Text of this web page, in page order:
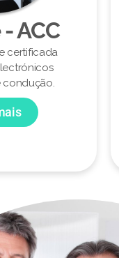
ACC
certificada
condução.